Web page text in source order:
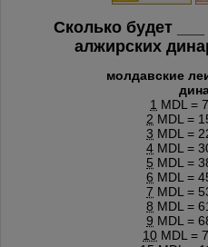
Сколько будет
алжирских
молдавские
1 MDL =
2 MDL =
3 MDL =
4 MDL =
5 MDL =
6 MDL =
7 MDL =
8 MDL =
9 MDL =
10 MDL =